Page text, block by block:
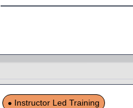
Instructor Led Training